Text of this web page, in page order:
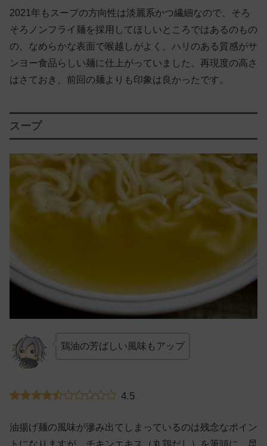
2021年もスープの方向性は淡麗系かつ繊細なので、そろ
そろノンフライ麺を採用してほしいところではあるのもの
の、なめらかな表面で喉越しがよく、ハリのある質感がサ
ンヨー食品らしい麺に仕上がっていました。再現度の高さ
はさておき、前回の麺よりも印象は良かったです。
スープ
鶏油の芳ばしい風味もアップ
4.5
油揚げ麺の風味が滲み出てしまっているのは残念なポイン